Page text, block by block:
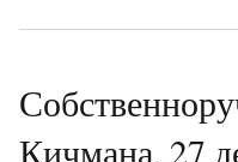
Кичмана. 27